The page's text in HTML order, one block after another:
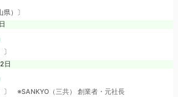
）〕
日
〕 ※SANKYO（三共） 創業者・元社長